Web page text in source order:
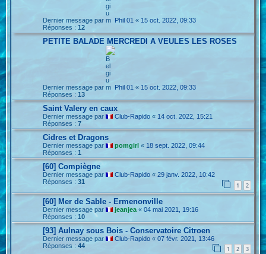
Dernier message par Phil 01 « 15 oct. 2022, 09:33
Réponses :12
PETITE BALADE MERCREDI A VEULES LES ROSES
Dernier message par Phil 01 « 15 oct. 2022, 09:33
Réponses :13
Saint Valery en caux
Dernier message par Club-Rapido « 14 oct. 2022, 15:21
Réponses :7
Cidres et Dragons
Dernier message par pomgirl « 18 sept. 2022, 09:44
Réponses :1
[60] Compiègne
Dernier message par Club-Rapido «29 janv. 2022, 10:42
Réponses :31 1 2
[60] Mer de Sable - Ermenonville
Dernier message par jeanjea «04 mai 2021, 19:16
Réponses :10
[93] Aulnay sous Bois - Conservatoire Citroen
Dernier message par Club-Rapido «07 févr. 2021, 13:46
Réponses :44 1 2 3